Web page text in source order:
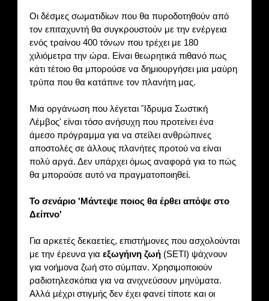
Οι δέσμες σωματιδίων που θα πυροδοτηθούν από
τον επιταχυντή θα συγκρουστούν με την ενέργεια
ενός τραίνου 400 τόνων που τρέχει με 180
χιλιόμετρα την ώρα. Είναι θεωρητικά πιθανό πως
κάτι τέτοιο θα μπορούσε να δημιουργήσει μια μαύρη
τρύπα που θα κατάπινε τον πλανήτη μας.
Μια οργάνωση που λέγεται 'Ίδρυμα Σωστική
Λέμβος' είναι τόσο ανήσυχη που προτείνει ένα
άμεσο πρόγραμμα για να στείλει ανθρώπινες
αποστολές σε άλλους πλανήτες προτού να είναι
πολύ αργά. Δεν υπάρχει όμως αναφορά για το πώς
θα μπορούσε αυτό να πραγματοποιηθεί.
Το σενάριο 'Μάντεψε ποιος θα έρθει απόψε στο
Δείπνο'
Για αρκετές δεκαετίες, επιστήμονες που ασχολούνται
με την έρευνα για εξωγήινη ζωή (SETI) ψάχνουν
για νοήμονα ζωή στο σύμπαν. Χρησιμοποιούν
ραδιοτηλεσκόπια για να ανιχνεύσουν μηνύματα.
Αλλά μέχρι στιγμής δεν έχει φανεί τίποτε και οι